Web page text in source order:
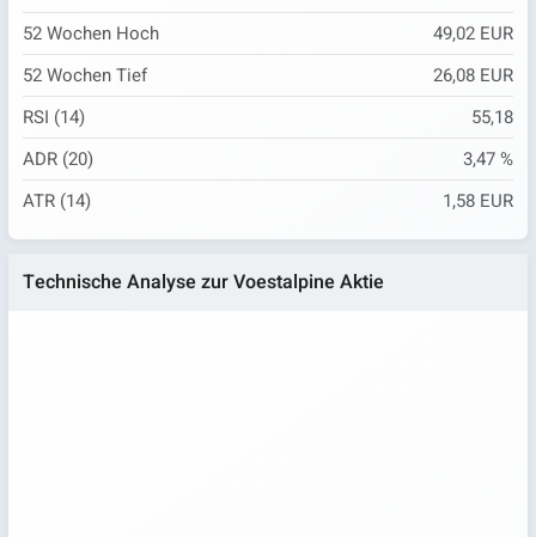
52 Wochen Hoch
49,02 EUR
52 Wochen Tief
26,08 EUR
RSI (14)
55,18
ADR (20)
3,47 %
ATR (14)
1,58 EUR
Technische Analyse zur Voestalpine Aktie